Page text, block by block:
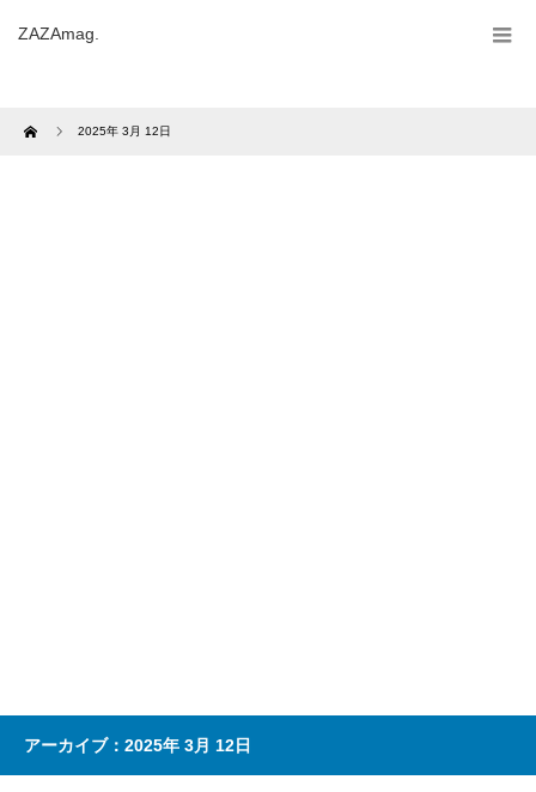
ZAZAmag.
Home 2025年 3月 12日
アーカイブ：2025年 3月 12日